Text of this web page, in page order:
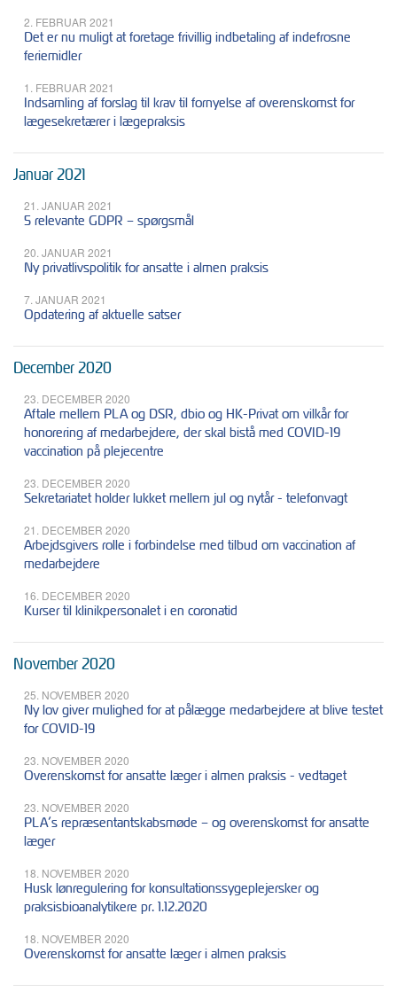
2. FEBRUAR 2021
Det er nu muligt at foretage frivillig indbetaling af indefrosne
feriemidler
1. FEBRUAR 2021
Indsamling af forslag til krav til fornyelse af overenskomst for
lægesekretærer i lægepraksis
Januar 2021
21. JANUAR 2021
5 relevante GDPR – spørgsmål
20. JANUAR 2021
Ny privatlivspolitik for ansatte i almen praksis
7. JANUAR 2021
Opdatering af aktuelle satser
December 2020
23. DECEMBER 2020
Aftale mellem PLA og DSR, dbio og HK-Privat om vilkår for
honorering af medarbejdere, der skal bistå med COVID-19
vaccination på plejecentre
23. DECEMBER 2020
Sekretariatet holder lukket mellem jul og nytår - telefonvagt
21. DECEMBER 2020
Arbejdsgivers rolle i forbindelse med tilbud om vaccination af
medarbejdere
16. DECEMBER 2020
Kurser til klinikpersonalet i en coronatid
November 2020
25. NOVEMBER 2020
Ny lov giver mulighed for at pålægge medarbejdere at blive testet
for COVID-19
23. NOVEMBER 2020
Overenskomst for ansatte læger i almen praksis - vedtaget
23. NOVEMBER 2020
PLA’s repræsentantskabsmøde – og overenskomst for ansatte
læger
18. NOVEMBER 2020
Husk lønregulering for konsultationssygeplejersker og
praksisbioanalytikere pr. 1.12.2020
18. NOVEMBER 2020
Overenskomst for ansatte læger i almen praksis